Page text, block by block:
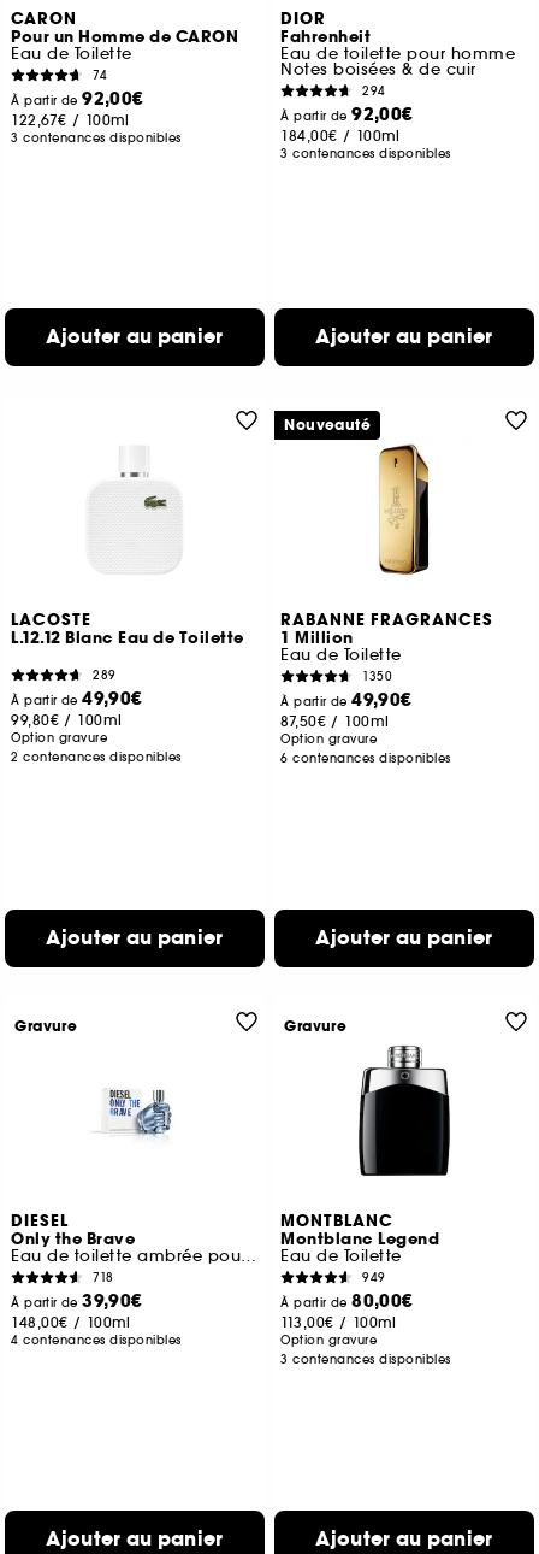
CARON
Pour un Homme de CARON
Eau de Toilette
74
À partir de92,00€
122,67€ / 100ml
3 contenances disponibles
Ajouter au panier
DIOR
Fahrenheit
Eau de toilette pour homme
Notes boisées & de cuir
294
À partir de92,00€
184,00€ / 100ml
3 contenances disponibles
Ajouter au panier
LACOSTE
L.12.12 Blanc Eau de Toilette
289
À partir de49,90€
99,80€ / 100ml
Option gravure
2 contenances disponibles
Ajouter au panier
RABANNE FRAGRANCES
1 Million
Eau de Toilette
1350
À partir de49,90€
87,50€ / 100ml
Option gravure
6 contenances disponibles
Ajouter au panier
Nouveauté
DIESEL
Only the Brave
Eau de toilette ambrée pour homme
718
À partir de39,90€
148,00€ / 100ml
4 contenances disponibles
Ajouter au panier
Gravure
MONTBLANC
Montblanc Legend
Eau de Toilette
949
À partir de80,00€
113,00€ / 100ml
Option gravure
3 contenances disponibles
Ajouter au panier
Gravure